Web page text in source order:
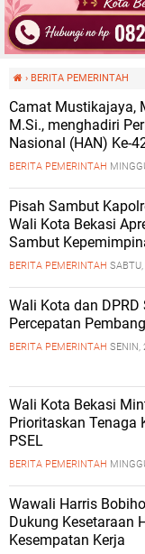
› BERITA PEMERINTAH
Camat Mustikajaya,
M.Si., menghadiri
Nasional (HAN) Ke-
BERITA PEMERINTAH
Pisah Sambut
Wali Kota Bekasi
Sambut
BERITA PEMERINTAH
Wali Kota dan
Percepatan
BERITA PEMERINTAH SENIN,
Wali Kota Bekasi
Prioritaskan Tenaga
PSEL
BERITA PEMERINTAH
Wawali Harris
Dukung Kesetaraan
Kesempatan Kerja